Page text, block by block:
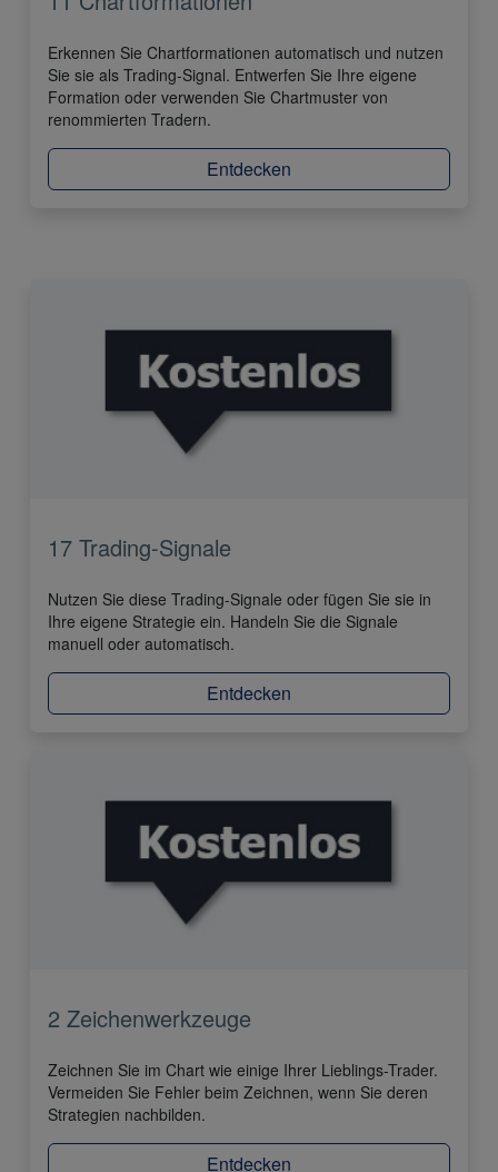
Erkennen Sie Chartformationen automatisch und nutzen
Sie sie als Trading-Signal. Entwerfen Sie Ihre eigene
Formation oder verwenden Sie Chartmuster von
renommierten Tradern.
Entdecken
17 Trading-Signale
Nutzen Sie diese Trading-Signale oder fügen Sie sie in
Ihre eigene Strategie ein. Handeln Sie die Signale
manuell oder automatisch.
Entdecken
2 Zeichenwerkzeuge
Zeichnen Sie im Chart wie einige Ihrer Lieblings-Trader.
Vermeiden Sie Fehler beim Zeichnen, wenn Sie deren
Strategien nachbilden.
Entdecken